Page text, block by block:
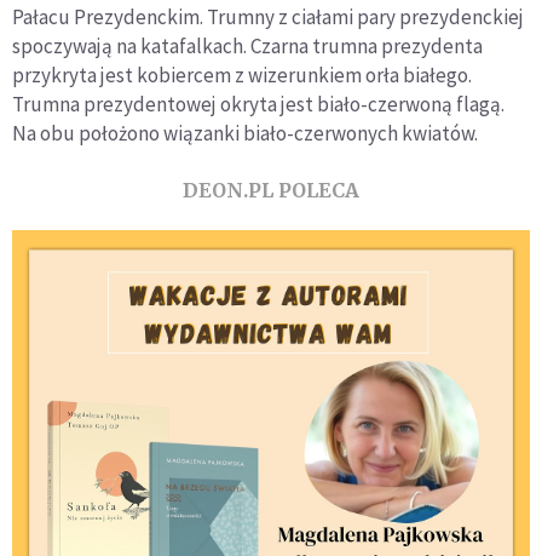
Pałacu Prezydenckim. Trumny z ciałami pary prezydenckiej
spoczywają na katafalkach. Czarna trumna prezydenta
przykryta jest kobiercem z wizerunkiem orła białego.
Trumna prezydentowej okryta jest biało-czerwoną flagą.
Na obu położono wiązanki biało-czerwonych kwiatów.
DEON.PL POLECA